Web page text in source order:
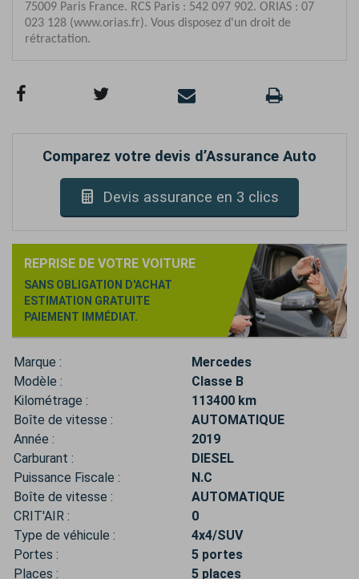
Comparez votre devis d’Assurance Auto
Devis assurance en 3 clics
REPRISE DE VOTRE VOITURE
SANS OBLIGATION D'ACHAT
ESTIMATION GRATUITE
PAIEMENT IMMÉDIAT.
Marque :
Mercedes
Modèle :
Classe B
Kilométrage :
113400 km
Boîte de vitesse :
AUTOMATIQUE
Année :
2019
Carburant :
DIESEL
Puissance Fiscale :
N.C
Boîte de vitesse :
AUTOMATIQUE
CRIT'AIR :
0
Type de véhicule :
4x4/SUV
Portes :
5 portes
Places :
5 places